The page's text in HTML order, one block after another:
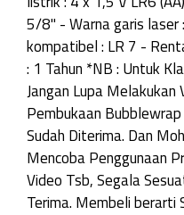
5/8" - Warna garis laser
kompatibel : LR 7 -
: 1 Tahun *NB : Untuk
Jangan Lupa
Pembukaan
Sudah Diterima. Dan
Mencoba Penggunaan
Video Tsb, Segala
Terima. Membeli berarti